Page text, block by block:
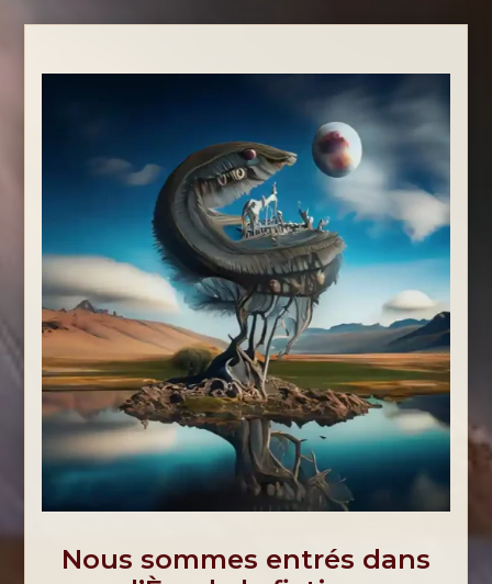
Nous sommes entrés dans